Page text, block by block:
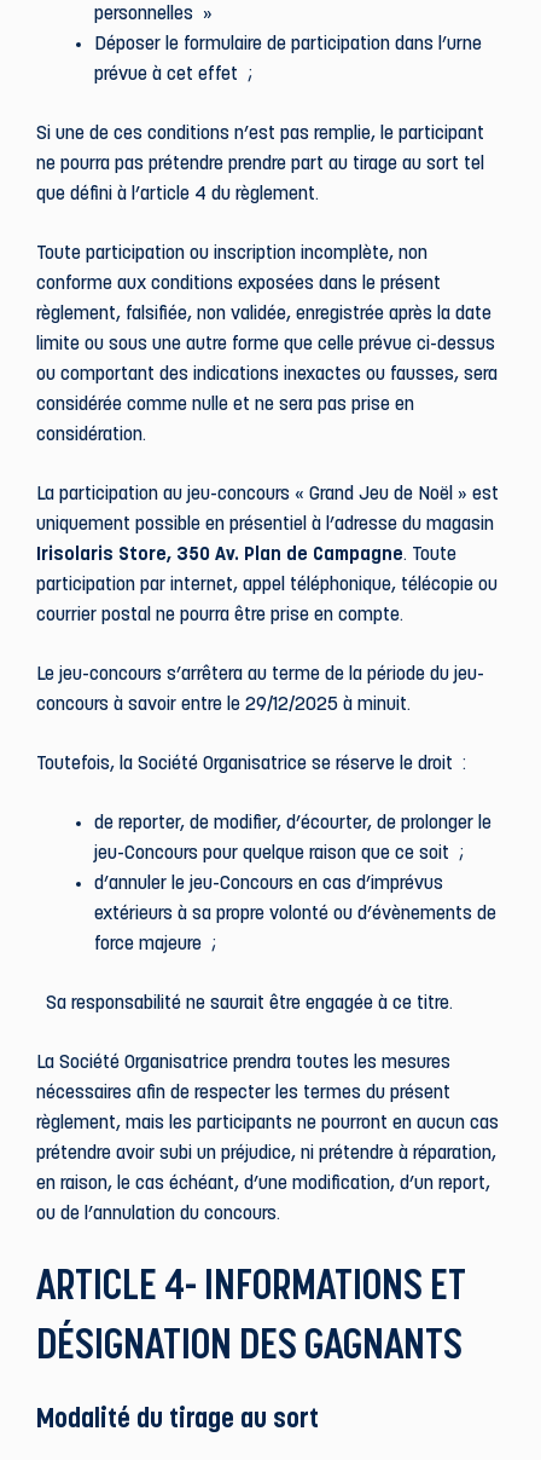
personnelles »
Déposer le formulaire de participation dans l’urne
prévue à cet effet ;
Si une de ces conditions n’est pas remplie, le participant
ne pourra pas prétendre prendre part au tirage au sort tel
que défini à l’article 4 du règlement.
Toute participation ou inscription incomplète, non
conforme aux conditions exposées dans le présent
règlement, falsifiée, non validée, enregistrée après la date
limite ou sous une autre forme que celle prévue ci-dessus
ou comportant des indications inexactes ou fausses, sera
considérée comme nulle et ne sera pas prise en
considération.
La participation au jeu-concours « Grand Jeu de Noël » est
uniquement possible en présentiel à l’adresse du magasin
Irisolaris Store, 350 Av. Plan de Campagne. Toute
participation par internet, appel téléphonique, télécopie ou
courrier postal ne pourra être prise en compte.
Le jeu-concours s’arrêtera au terme de la période du jeu-
concours à savoir entre le 29/12/2025 à minuit.
Toutefois, la Société Organisatrice se réserve le droit :
de reporter, de modifier, d’écourter, de prolonger le
jeu-Concours pour quelque raison que ce soit ;
d’annuler le jeu-Concours en cas d’imprévus
extérieurs à sa propre volonté ou d’évènements de
force majeure ;
Sa responsabilité ne saurait être engagée à ce titre.
La Société Organisatrice prendra toutes les mesures
nécessaires afin de respecter les termes du présent
règlement, mais les participants ne pourront en aucun cas
prétendre avoir subi un préjudice, ni prétendre à réparation,
en raison, le cas échéant, d’une modification, d’un report,
ou de l’annulation du concours.
ARTICLE 4- INFORMATIONS ET
DÉSIGNATION DES GAGNANTS
Modalité du tirage au sort